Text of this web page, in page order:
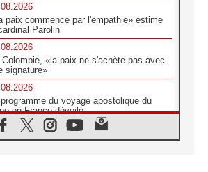
paix commence par l'empathie» estime
Parolin
Colombie, «la paix ne s'achète pas avec
signature»
du voyage apostolique du
en France dévoilé
Conférence continentale sur l'éducation